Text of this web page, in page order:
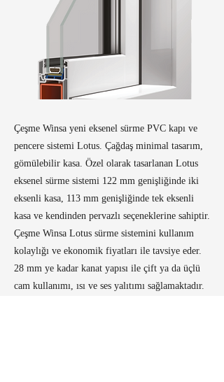
Çeşme Winsa yeni eksenel sürme PVC kapı ve
pencere sistemi Lotus. Çağdaş minimal tasarım,
gömülebilir kasa. Özel olarak tasarlanan Lotus
eksenel sürme sistemi 122 mm genişliğinde iki
eksenli kasa, 113 mm genişliğinde tek eksenli
kasa ve kendinden pervazlı seçeneklerine sahiptir.
Çeşme Winsa Lotus sürme sistemini kullanım
kolaylığı ve ekonomik fiyatları ile tavsiye eder.
28 mm ye kadar kanat yapısı ile çift ya da üçlü
cam kullanımı, ısı ve ses yalıtımı sağlamaktadır.